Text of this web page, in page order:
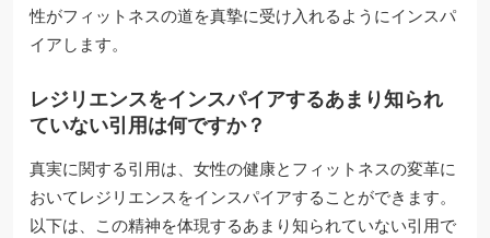
性がフィットネスの道を真摯に受け入れるようにインスパ
イアします。
レジリエンスをインスパイアするあまり知られ
ていない引用は何ですか？
真実に関する引用は、女性の健康とフィットネスの変革に
おいてレジリエンスをインスパイアすることができます。
以下は、この精神を体現するあまり知られていない引用で